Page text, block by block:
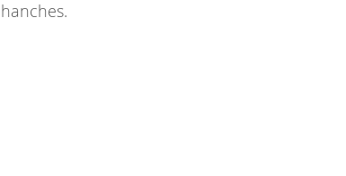
hanches.